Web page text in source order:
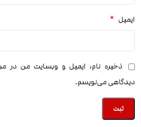
ایمیل *
ذخیره نام، ایمیل و وبسایت من در
دیدگاهی می‌نویسم.